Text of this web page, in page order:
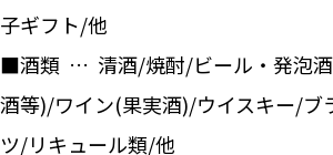
子ギフト/他
■酒類 … 清酒/焼酎/ビール・発泡酒
酒等)/ワイン(果実酒)/ウイスキー/ブ
ツ/リキュール類/他